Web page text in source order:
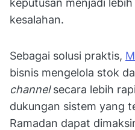
keputusan menjadi
kesalahan.
Sebagai solusi praktis,
bisnis mengelola stok
channelsecara lebih
dukungan sistem yang
Ramadan dapat